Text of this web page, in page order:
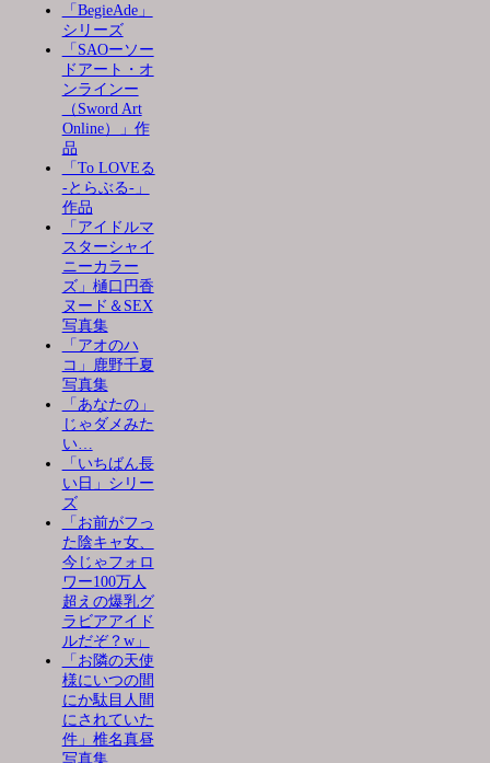
「BegieAde」
シリーズ
「SAOーソー
ドアート・オ
ンラインー
（Sword Art
Online）」作
品
「To LOVEる
-とらぶる-」
作品
「アイドルマ
スターシャイ
ニーカラー
ズ」樋口円香
ヌード＆SEX
写真集
「アオのハ
コ」鹿野千夏
写真集
「あなたの」
じゃダメみた
い…
「いちばん長
い日」シリー
ズ
「お前がフっ
た陰キャ女、
今じゃフォロ
ワー100万人
超えの爆乳グ
ラビアアイド
ルだぞ？w」
「お隣の天使
様にいつの間
にか駄目人間
にされていた
件」椎名真昼
写真集